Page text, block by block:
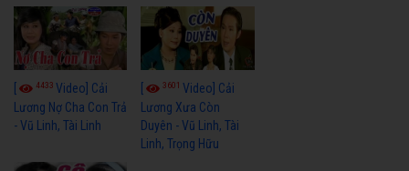
4433 Video] Cải
Lương Nợ Cha Con Trả
- Vũ Linh, Tài Linh
3601Video] Cải
Lương Xưa Còn
Duyên - Vũ Linh, Tài
Linh, Trọng Hữu